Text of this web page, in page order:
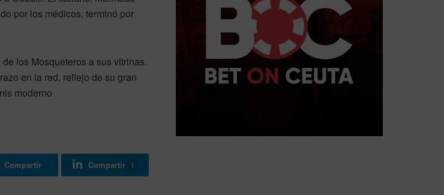
por los médicos, terminó por
los Mosqueteros a sus vitrinas.
en la red, reflejo de su gran
moderno
Compartir Compartir 1